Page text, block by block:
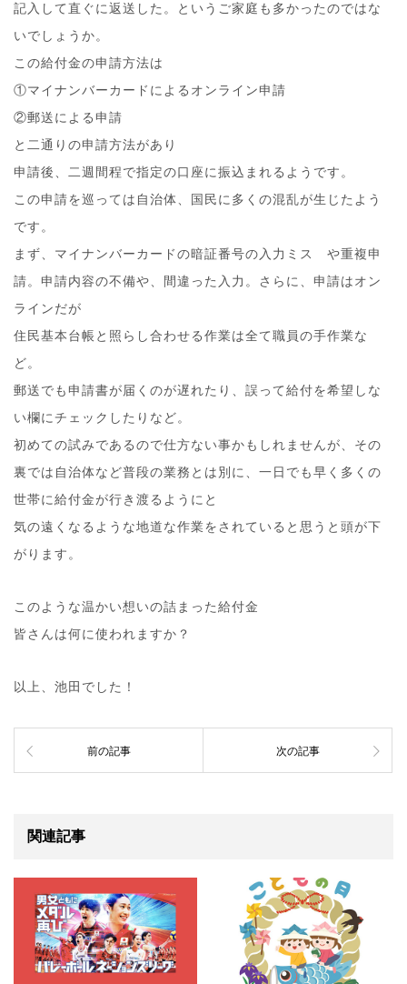
記入して直ぐに返送した。というご家庭も多かったのではな
いでしょうか。
この給付金の申請方法は
①マイナンバーカードによるオンライン申請
②郵送による申請
と二通りの申請方法があり
申請後、二週間程で指定の口座に振込まれるようです。
この申請を巡っては自治体、国民に多くの混乱が生じたよう
です。
まず、マイナンバーカードの暗証番号の入力ミス や重複申
請。申請内容の不備や、間違った入力。さらに、申請はオン
ラインだが
住民基本台帳と照らし合わせる作業は全て職員の手作業な
ど。
郵送でも申請書が届くのが遅れたり、誤って給付を希望しな
い欄にチェックしたりなど。
初めての試みであるので仕方ない事かもしれませんが、その
裏では自治体など普段の業務とは別に、一日でも早く多くの
世帯に給付金が行き渡るようにと
気の遠くなるような地道な作業をされていると思うと頭が下
がります。
このような温かい想いの詰まった給付金
皆さんは何に使われますか？
以上、池田でした！
前の記事 次の記事
関連記事